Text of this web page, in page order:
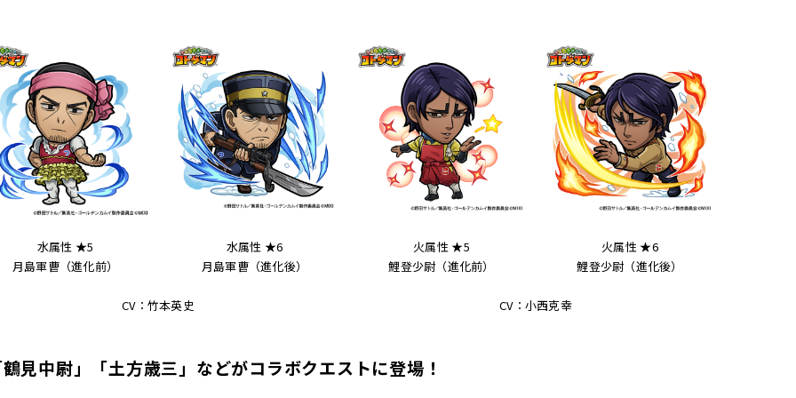
水属性 ★5
月島軍曹（進化前）
水属性 ★6
月島軍曹（進化後）
火属性 ★5
鯉登少尉（進化前）
火属性 ★6
鯉登少尉（進化後）
CV：竹本英史 CV：小西克幸
見中尉」「土方歳三」などがコラボクエストに登場！